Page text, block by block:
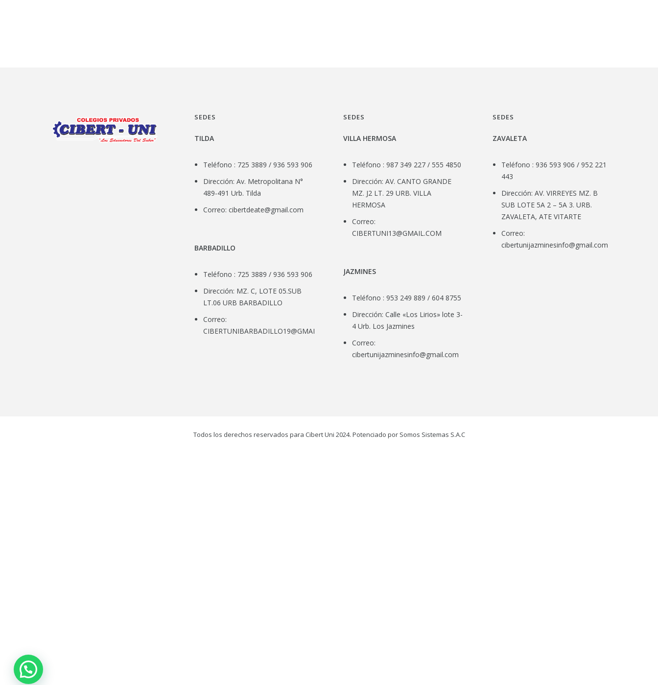
SEDES
TILDA
Teléfono : 725 3889 / 936 593 906
Dirección: Av. Metropolitana N°
489-491 Urb. Tilda
Correo: cibertdeate@gmail.com
BARBADILLO
Teléfono : 725 3889 / 936 593 906
Dirección: MZ. C, LOTE 05.SUB
LT.06 URB BARBADILLO
Correo:
CIBERTUNIBARBADILLO19@GMAIL.COM
SEDES
VILLA HERMOSA
Teléfono : 987 349 227 / 555 4850
Dirección: AV. CANTO GRANDE
MZ. J2 LT. 29 URB. VILLA
HERMOSA
Correo:
CIBERTUNI13@GMAIL.COM
JAZMINES
Teléfono : 953 249 889 / 604 8755
Dirección: Calle «Los Lirios» lote 3-
4 Urb. Los Jazmines
Correo:
cibertunijazminesinfo@gmail.com
SEDES
ZAVALETA
Teléfono : 936 593 906 / 952 221
443
Dirección: AV. VIRREYES MZ. B
SUB LOTE 5A 2 – 5A 3. URB.
ZAVALETA, ATE VITARTE
Correo:
cibertunijazminesinfo@gmail.com
Todos los derechos reservados para Cibert Uni 2024. Potenciado por Somos Sistemas S.A.C